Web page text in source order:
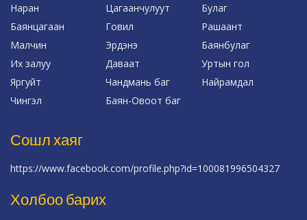
Наран
Цагаанчулуут
Булаг
Баянцагаан
Говил
Рашаант
Малчин
Эрдэнэ
Баянбулаг
Их залуу
Даваат
Уртын гол
Яргуйт
Чандмань баг
Найрамдал
Чингэл
Баян-Овоот баг
Сошл хаяг
https://www.facebook.com/profile.php?id=100081996504327
Холбоо барих